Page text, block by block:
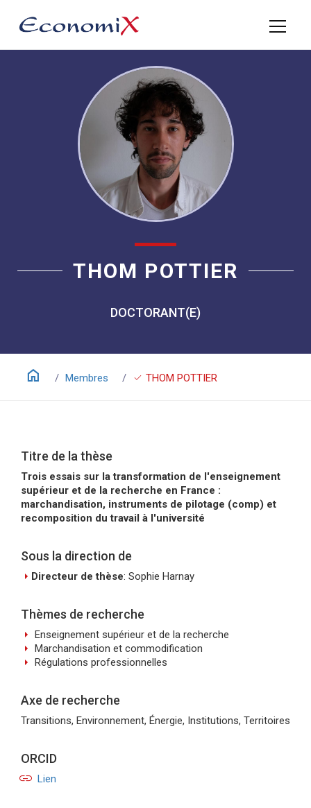
THOM POTTIER
DOCTORANT(E)
home Membres check THOM POTTIER
Titre de la thèse
Trois essais sur la transformation de l'enseignement
supérieur et de la recherche en France :
marchandisation, instruments de pilotage (comp) et
recomposition du travail à l'université
Sous la direction de
arrow_rightDirecteur de thèse: Sophie Harnay
Thèmes de recherche
arrow_right Enseignement supérieur et de la recherche
arrow_right Marchandisation et commodification
arrow_right Régulations professionnelles
Axe de recherche
Transitions, Environnement, Énergie, Institutions, Territoires
ORCID
link Lien